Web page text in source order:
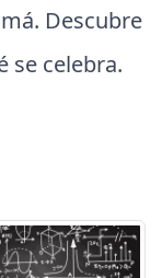
Descubre
se celebra.